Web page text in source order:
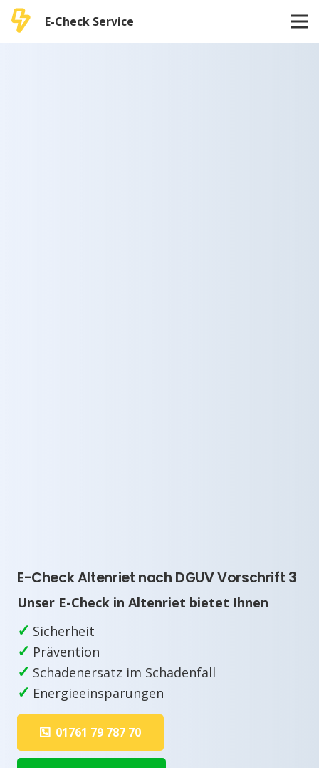
E-Check Service
E-Check Altenriet nach DGUV Vorschrift 3
Unser E-Check in Altenriet bietet Ihnen
✓ Sicherheit
✓ Prävention
✓ Schadenersatz im Schadenfall
✓ Energieeinsparungen
01761 79 787 70